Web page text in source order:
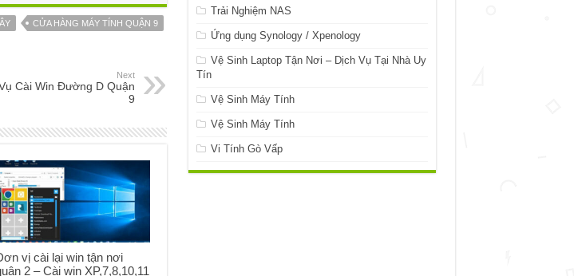
CỬA HÀNG MÁY TÍNH QUẬN 9
Next
Cài Win Đường D Quận
9
vị cài lại win tận nơi
2 – Cài win XP,7,8,10,11
Trải Nghiệm NAS
Ứng dụng Synology / Xpenology
Vệ Sinh Laptop Tận Nơi – Dịch Vụ Tại Nhà Uy
Tín
Vệ Sinh Máy Tính
Vệ Sinh Máy Tính
Vi Tính Gò Vấp